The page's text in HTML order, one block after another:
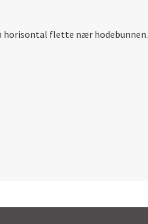
horisontal flette nær hodebunnen.